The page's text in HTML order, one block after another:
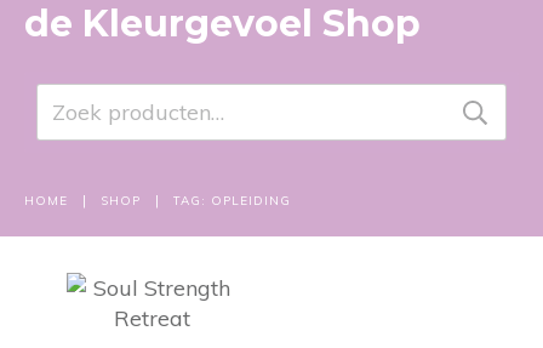
de Kleurgevoel Shop
Zoeken
naar:
HOME | SHOP | TAG: OPLEIDING